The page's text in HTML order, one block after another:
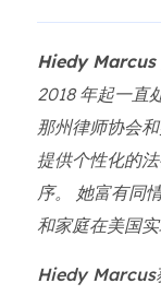
Hiedy Marcus
2018 年起一直
那州律师协会
提供个性化的
序。 她富有同
和家庭在美国实
Hiedy Marcus